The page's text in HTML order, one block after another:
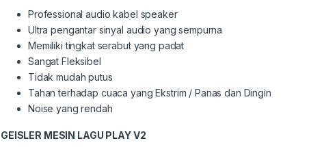
Professional audio kabel speaker
Ultra pengantar sinyal audio yang sempurna
Memiliki tingkat serabut yang padat
Sangat Fleksibel
Tidak mudah putus
Tahan terhadap cuaca yang Ekstrim / Panas dan Dingin
Noise yang rendah
GEISLER MESIN LAGU PLAY V2